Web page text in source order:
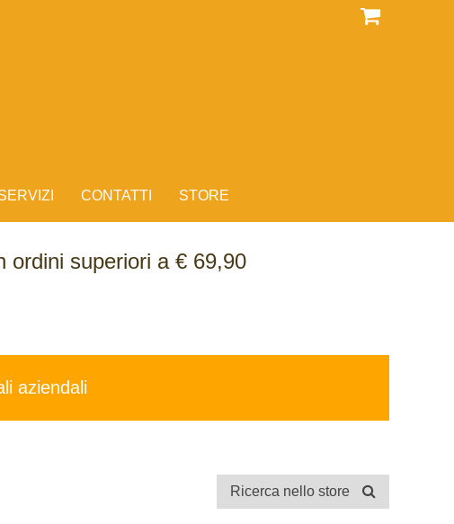
CONTATTI STORE
ordini superiori a € 69,90
aziendali
Ricerca nello store